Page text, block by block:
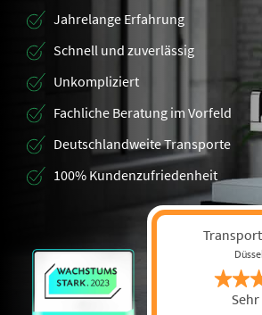
Jahrelange Erfahrung
Schnell und zuverlässig
Unkompliziert
Fachliche Beratung im Vorfeld
Deutschlandweite Transporte
100% Kundenzufriedenheit